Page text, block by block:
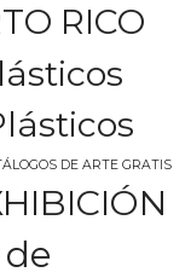
RICO
DE ARTE GRATIS